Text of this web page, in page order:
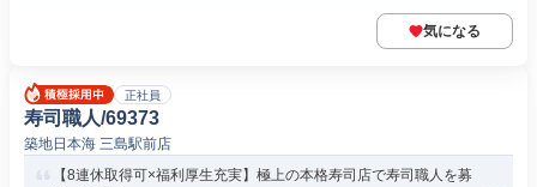
気になる
正社員
寿司職人/69373
築地日本海 三島駅前店
【8連休取得可×福利厚生充実】極上の本格寿司店で寿司職人を募